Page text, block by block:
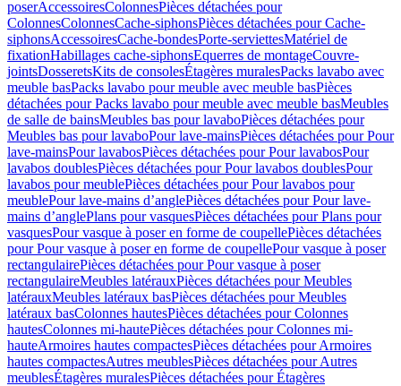
poserAccessoiresColonnesPièces détachées pour
ColonnesColonnesCache-siphonsPièces détachées pour Cache-
siphonsAccessoiresCache-bondesPorte-serviettesMatériel de
fixationHabillages cache-siphonsEquerres de montageCouvre-
jointsDosseretsKits de consolesÉtagères muralesPacks lavabo avec
meuble basPacks lavabo pour meuble avec meuble basPièces
détachées pour Packs lavabo pour meuble avec meuble basMeubles
de salle de bainsMeubles bas pour lavaboPièces détachées pour
Meubles bas pour lavaboPour lave-mainsPièces détachées pour Pour
lave-mainsPour lavabosPièces détachées pour Pour lavabosPour
lavabos doublesPièces détachées pour Pour lavabos doublesPour
lavabos pour meublePièces détachées pour Pour lavabos pour
meublePour lave-mains d’anglePièces détachées pour Pour lave-
mains d’anglePlans pour vasquesPièces détachées pour Plans pour
vasquesPour vasque à poser en forme de coupellePièces détachées
pour Pour vasque à poser en forme de coupellePour vasque à poser
rectangulairePièces détachées pour Pour vasque à poser
rectangulaireMeubles latérauxPièces détachées pour Meubles
latérauxMeubles latéraux basPièces détachées pour Meubles
latéraux basColonnes hautesPièces détachées pour Colonnes
hautesColonnes mi-hautePièces détachées pour Colonnes mi-
hauteArmoires hautes compactesPièces détachées pour Armoires
hautes compactesAutres meublesPièces détachées pour Autres
meublesÉtagères muralesPièces détachées pour Étagères